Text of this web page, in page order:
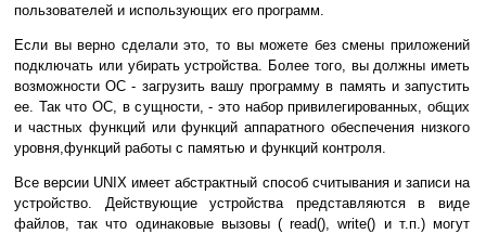
пользователей и использующих его программ.
Если вы верно сделали это, то вы можете без смены приложений
подключать или убирать устройства. Более того, вы должны иметь
возможности ОС - загрузить вашу программу в память и запустить
ее. Так что ОС, в сущности, - это набор привилегированных, общих
и частных функций или функций аппаратного обеспечения низкого
уровня,функций работы с памятью и функций контроля.
Все версии UNIX имеет абстрактный способ считывания и записи на
устройство. Действующие устройства представляются в виде
файлов, так что одинаковые вызовы ( read(), write() и т.п.) могут